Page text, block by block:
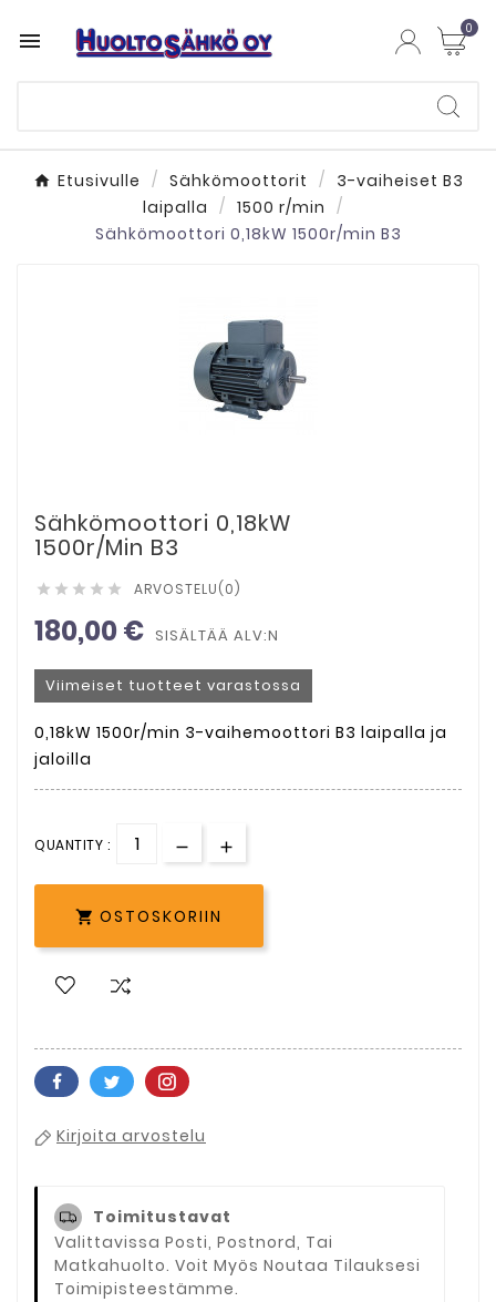
 0
Etusivulle Sähkömoottorit
3-vaiheiset B3
laipalla
1500 r/min
Sähkömoottori 0,18kW 1500r/min B3
Sähkömoottori 0,18kW
1500r/min B3
     ARVOSTELU(0)
180,00 € SISÄLTÄÄ ALV:N
Viimeiset tuotteet varastossa
0,18kW 1500r/min 3-vaihemoottori B3 laipalla ja
jaloilla
QUANTITY :
 OSTOSKORIIN
Kirjoita arvostelu
Toimitustavat
Valittavissa Posti, Postnord, Tai
Matkahuolto. Voit Myös Noutaa Tilauksesi
Toimipisteestämme.